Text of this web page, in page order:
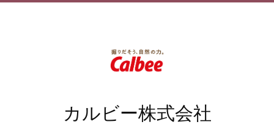
カルビー株式会社